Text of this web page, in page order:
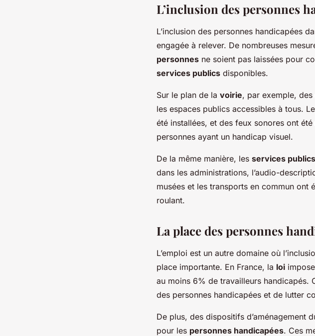
L’inclusion des personnes
L’inclusion des personnes handicapées
engagée à relever. De nombreuses
personnes ne soient pas laissées pour
services publics disponibles.
Sur le plan de la voirie, par exemple,
les espaces publics accessibles à tous.
été installées, et des feux sonores ont
personnes ayant un handicap visuel.
De la même manière, les services publics
dans les administrations, l’audio-
musées et les transports en commun ont
roulant.
La place des personnes
L’emploi est un autre domaine où
place importante. En France, la loi
au moins 6% de travailleurs handicapés.
des personnes handicapées et de lutter
De plus, des dispositifs d’aménagement
pour les personnes handicapées. Ces